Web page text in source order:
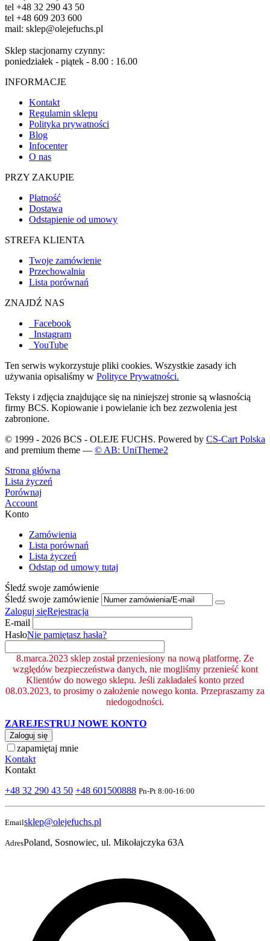
tel +48 32 290 43 50
tel +48 609 203 600
mail: sklep@olejefuchs.pl
Sklep stacjonarny czynny:
poniedziałek - piątek - 8.00 : 16.00
INFORMACJE
Kontakt
Regulamin sklepu
Polityka prywatności
Blog
Infocenter
O nas
PRZY ZAKUPIE
Płatność
Dostawa
Odstąpienie od umowy
STREFA KLIENTA
Twoje zamówienie
Przechowalnia
Lista porównań
ZNAJDŹ NAS
Facebook
Instagram
YouTube
Ten serwis wykorzystuje pliki cookies. Wszystkie zasady ich
używania opisaliśmy w Polityce Prywatności.
Teksty i zdjęcia znajdujące się na niniejszej stronie są własnością
firmy BCS. Kopiowanie i powielanie ich bez zezwolenia jest
zabronione.
© 1999 - 2026 BCS - OLEJE FUCHS. Powered by CS-Cart Polska
and premium theme — © AB: UniTheme2
Strona główna
Lista życzeń
Porównaj
Account
Konto
Zamówienia
Lista porównań
Lista życzeń
Odstąp od umowy tutaj
Śledź swoje zamówienie
Śledź swoje zamówienie
Zaloguj sięRejestracja
E-mail
HasłoNie pamiętasz hasła?
8.marca.2023 sklep został przeniesiony na nową platformę. Ze
względów bezpieczeństwa danych, nie mogliśmy przenieść kont
Klientów do nowego sklepu. Jeśli zakładałeś konto przed
08.03.2023, to prosimy o założenie nowego konta. Przepraszamy za
niedogodności.
ZAREJESTRUJ NOWE KONTO
Zaloguj się
zapamiętaj mnie
Kontakt
Kontakt
+48 32 290 43 50 +48 601500888 Pn-Pt 8:00-16:00
Emailsklep@olejefuchs.pl
AdresPoland, Sosnowiec, ul. Mikołajczyka 63A